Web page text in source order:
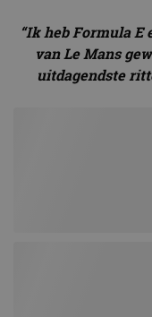
“Ik heb Formula E
van Le Mans
uitdagendste